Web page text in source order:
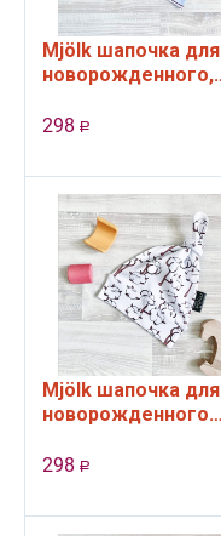
Mjölk шапочка для
новорожденного,
298 Р
Mjölk шапочка для
новорожденного
298 Р